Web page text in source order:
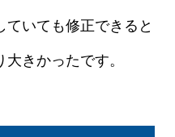
いても修正できると
きかったです。